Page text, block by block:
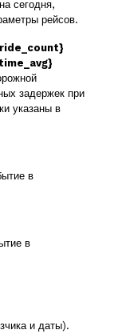
сегодня,
рейсов.
задержек при
указаны в
в
в
и даты).